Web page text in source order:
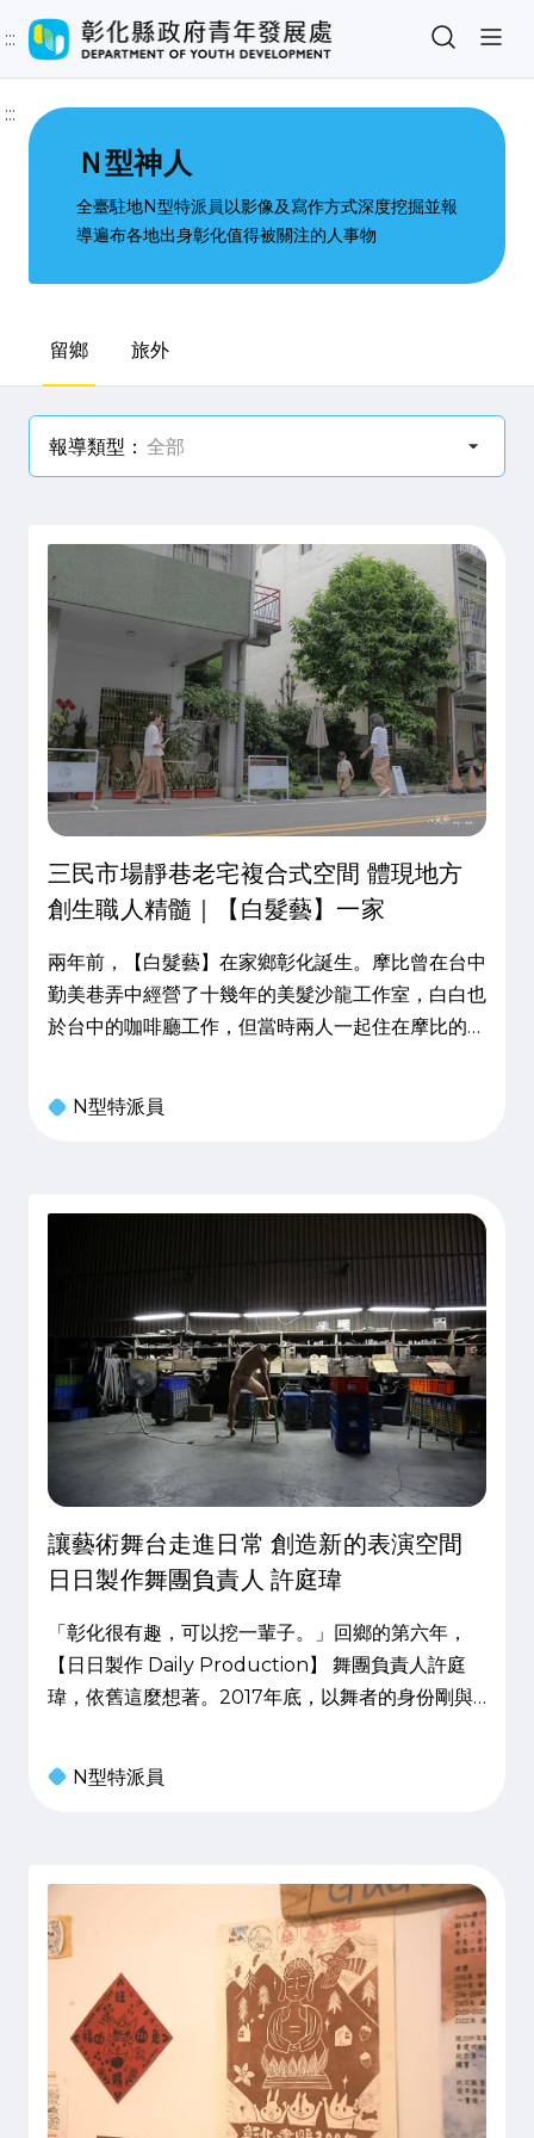
:::
:::
Ｎ型神人
全臺駐地N型特派員以影像及寫作方式深度挖掘並報
導遍布各地出身彰化值得被關注的人事物
留鄉 旅外
報導類型：
N型特派員
青年行動事蹟
三民市場靜巷老宅複合式空間 體現地方
創生職人精髓｜【白髮藝】一家
兩年前，【白髮藝】在家鄉彰化誕生。摩比曾在台中
勤美巷弄中經營了十幾年的美髮沙龍工作室，白白也
於台中的咖啡廳工作，但當時兩人一起住在摩比的彰
鬆，感受到步調慢下來的自在感。然而隨著女兒榻米
N型特派員
讓藝術舞台走進日常 創造新的表演空間
日日製作舞團負責人 許庭瑋
「彰化很有趣，可以挖一輩子。」回鄉的第六年，
【日日製作 Daily Production】 舞團負責人許庭
瑋，依舊這麼想著。2017年底，以舞者的身份剛與
想》這支作品後喊下的誓言：「幾年之後，我要把彰
N型特派員